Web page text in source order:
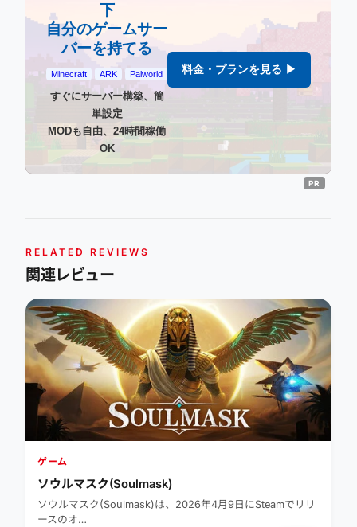
下
自分のゲームサー
バーを持てる
Minecraft ARK Palworld
すぐにサーバー構築、簡
単設定
MODも自由、24時間稼働
OK
料金・プランを見る ▶
RELATED REVIEWS
関連レビュー
ゲーム
ソウルマスク(Soulmask)
ソウルマスク(Soulmask)は、2026年4月9日にSteamでリリ
ースのオ…